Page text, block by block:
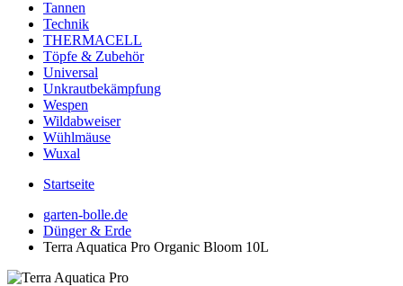
Tannen
Technik
THERMACELL
Töpfe & Zubehör
Universal
Unkrautbekämpfung
Wespen
Wildabweiser
Wühlmäuse
Wuxal
Startseite
garten-bolle.de
Dünger & Erde
Terra Aquatica Pro Organic Bloom 10L